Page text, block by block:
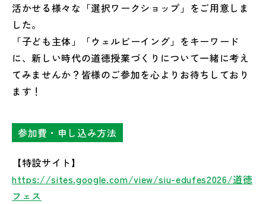
活かせる様々な「選択ワークショップ」をご用意しま
した。
「子ども主体」「ウェルビーイング」をキーワード
に、新しい時代の道徳授業づくりについて一緒に考え
てみませんか？皆様のご参加を心よりお待ちしており
ます！
参加費・申し込み方法
【特設サイト】
https://sites.google.com/view/siu-edufes2026/道徳
フェス